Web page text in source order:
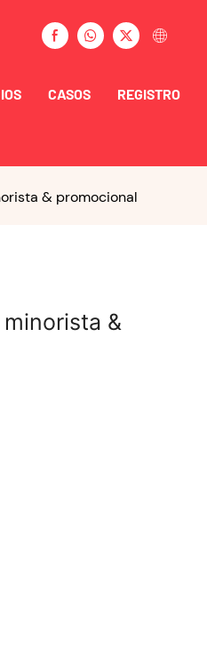
CASOS REGISTRO
& promocional
&